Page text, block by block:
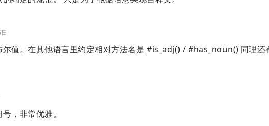
尔值。在其他语言里约定相对方法名是 #is_adj() / #has_noun() 同理还
，非常优雅。